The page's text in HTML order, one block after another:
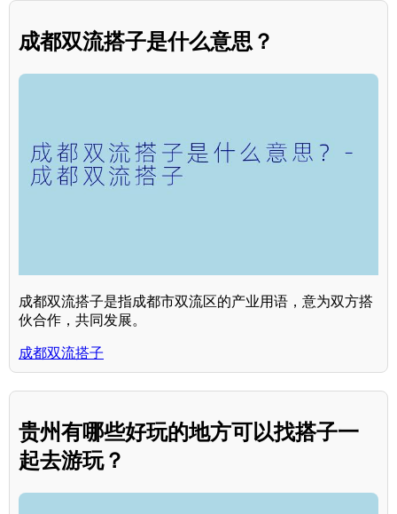
成都双流搭子是什么意思？
成都双流搭子是指成都市双流区的产业用语，意为双方搭
伙合作，共同发展。
成都双流搭子
贵州有哪些好玩的地方可以找搭子一
起去游玩？